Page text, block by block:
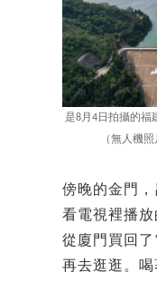
是8月4日拍攝的
（無人機
傍晚的金門，
看電視裡播
從廈門買回
再去逛逛。